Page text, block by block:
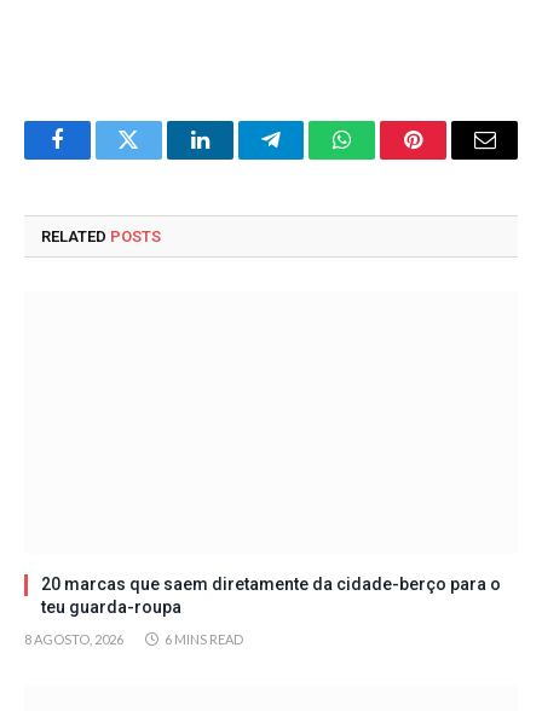
FacebookTwitter LinkedInTelegramWhatsAppPinterestEmail
RELATED POSTS
20 marcas que saem diretamente da cidade-berço para o
teu guarda-roupa
8 AGOSTO, 2026 6 MINS READ